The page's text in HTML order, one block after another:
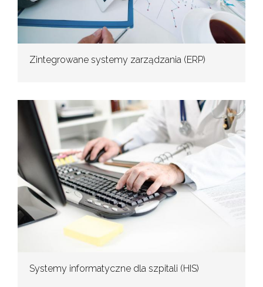
Zintegrowane systemy zarządzania (ERP)
Systemy informatyczne dla szpitali (HIS)